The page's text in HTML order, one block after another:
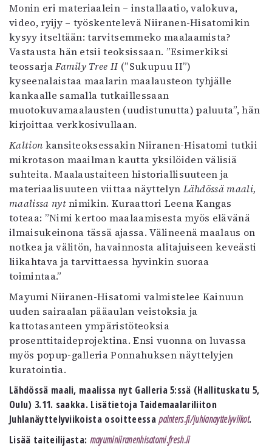
Monin eri materiaalein – installaatio, valokuva,
video, ryijy – työskentelevä Niiranen-Hisatomikin
kysyy itseltään: tarvitsemmeko maalaamista?
Vastausta hän etsii teoksissaan. ”Esimerkiksi
teossarjaFamily Tree II (”Sukupuu II”)
kyseenalaistaa maalarin maalausteon tyhjälle
kankaalle samalla tutkaillessaan
muotokuvamaalausten (uudistunutta) paluuta”, hän
kirjoittaa verkkosivullaan.
Kaltion kansiteoksessakin Niiranen-Hisatomi tutkii
mikrotason maailman kautta yksilöiden välisiä
suhteita. Maalaustaiteen historiallisuuteen ja
materiaalisuuteen viittaa näyttelyn Lähdössä maali,
maalissa nytnimikin. Kuraattori Leena Kangas
toteaa: ”Nimi kertoo maalaamisesta myös elävänä
ilmaisukeinona tässä ajassa. Välineenä maalaus on
notkea ja välitön, havainnosta alitajuiseen keveästi
liikahtava ja tarvittaessa hyvinkin suoraa
toimintaa.”
Mayumi Niiranen-Hisatomi valmistelee Kainuun
uuden sairaalan pääaulan veistoksia ja
kattotasanteen ympäristöteoksia
prosenttitaideprojektina. Ensi vuonna on luvassa
myös popup-galleria Ponnahuksen näyttelyjen
kuratointia.
Lähdössä maali, maalissa nyt Galleria 5:ssä (Hallituskatu 5,
Oulu) 3.11. saakka. Lisätietoja Taidemaalariliiton
Juhlanäyttelyviikoista osoitteessapainters.fi/juhlanayttelyviikot.
Lisää taiteilijasta: mayuminiiranenhisatomi.fresh.li